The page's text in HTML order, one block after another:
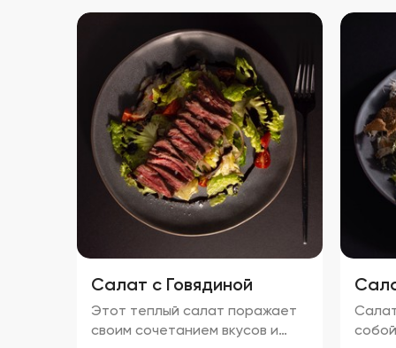
Салат с Говядиной
Этот теплый салат поражает
своим сочетанием вкусов и